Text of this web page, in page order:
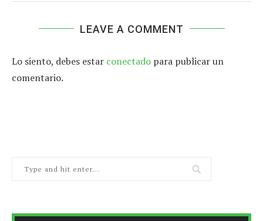
LEAVE A COMMENT
Lo siento, debes estar conectado para publicar un
comentario.